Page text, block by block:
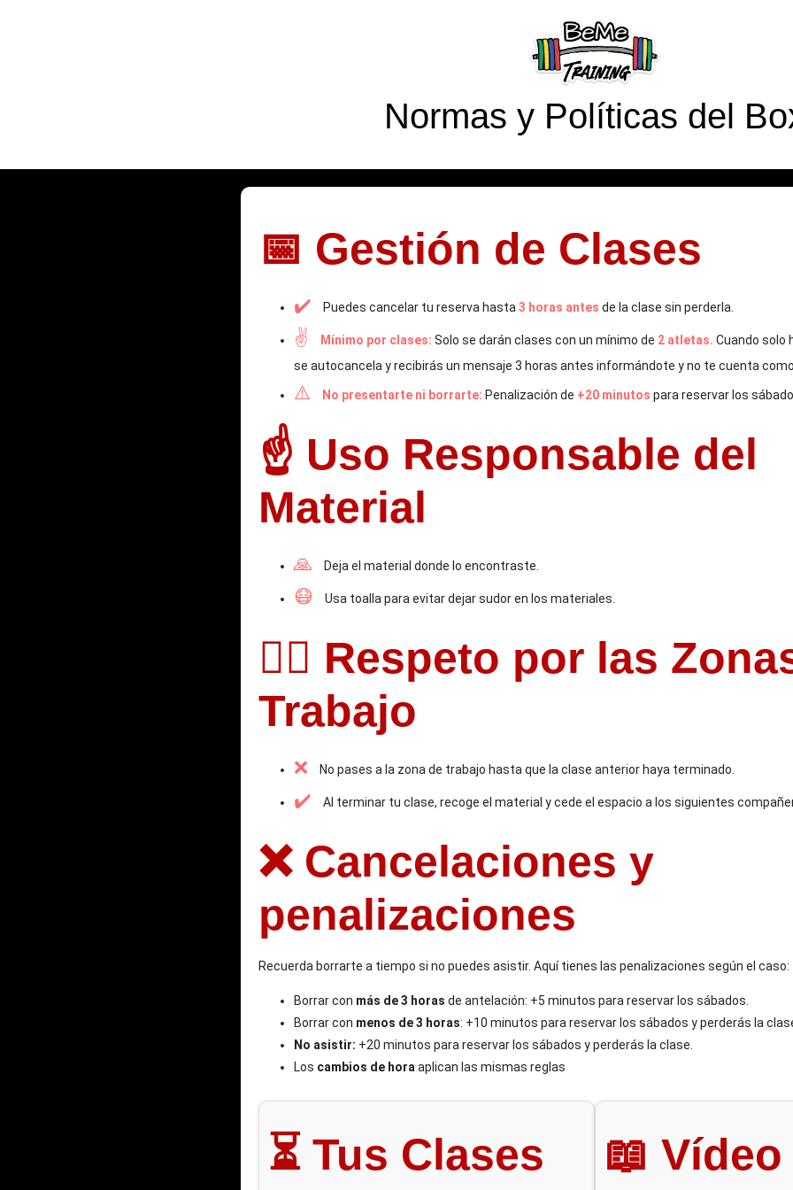
Normas y Políticas del
📅 Gestión de Clases
✔️ Puedes cancelar tu reserva hasta 3 horas antes de la clase sin perderla.
✌️ Mínimo por clases: Solo se darán clases con un mínimo de 2 atletas. Cuando solo
se autocancela y recibirás un mensaje 3 horas antes informándote y no te cuenta
⚠️ No presentarte ni borrarte: Penalización de +20 minutos para reservar los
☝️ Uso Responsable del
Material
🙏 Deja el material donde lo encontraste.
😷 Usa toalla para evitar dejar sudor en los materiales.
🏋️‍♀️ Respeto por las
Trabajo
❌ No pases a la zona de trabajo hasta que la clase anterior haya terminado.
✔️ Al terminar tu clase, recoge el material y cede el espacio a los siguientes
❌ Cancelaciones y
penalizaciones
Recuerda borrarte a tiempo si no puedes asistir. Aquí tienes las penalizaciones según el caso:
Borrar con más de 3 horas de antelación: +5 minutos para reservar los sábados.
Borrar con menos de 3 horas: +10 minutos para reservar los sábados y perderás la
No asistir: +20 minutos para reservar los sábados y perderás la clase.
Los cambios de hora aplican las mismas reglas
⏳ Tus Clases 📖 Vídeo